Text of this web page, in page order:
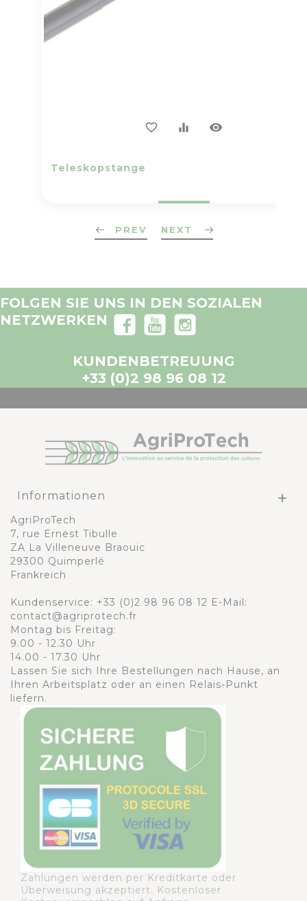
favorite_border equalizer visibility
Teleskopstange
PREV NEXT
FOLGEN SIE UNS IN DEN SOZIALEN
NETZWERKEN
KUNDENBETREUUNG
+33 (0)2 98 96 08 12
Informationen 
AgriProTech
7, rue Ernest Tibulle
ZA La Villeneuve Braouic
29300 Quimperlé
Frankreich
Kundenservice: +33 (0)2 98 96 08 12 E-Mail:
contact@agriprotech.fr
Montag bis Freitag:
9.00 - 12.30 Uhr
14.00 - 17.30 Uhr
Lassen Sie sich Ihre Bestellungen nach Hause, an
Ihren Arbeitsplatz oder an einen Relais-Punkt
liefern.
Zahlungen werden per Kreditkarte oder
Überweisung akzeptiert. Kostenloser